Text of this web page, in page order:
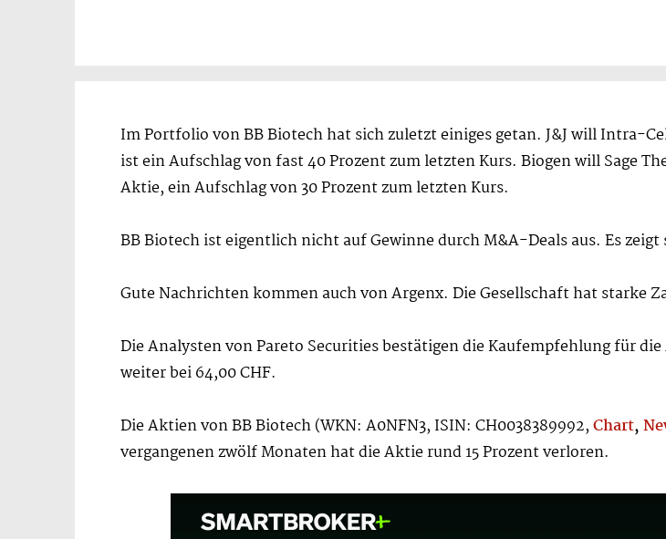
Im Portfolio von BB Biotech hat sich zuletzt einiges getan. J&J will Intra-
ist ein Aufschlag von fast 40 Prozent zum letzten Kurs. Biogen will Sage
Aktie, ein Aufschlag von 30 Prozent zum letzten Kurs.
BB Biotech ist eigentlich nicht auf Gewinne durch M&A-Deals aus. Es
Gute Nachrichten kommen auch von Argenx. Die Gesellschaft hat starke
Die Analysten von Pareto Securities bestätigen die Kaufempfehlung für
weiter bei 64,00 CHF.
Die Aktien von BB Biotech (WKN: A0NFN3, ISIN: CH0038389992,Chart,
vergangenen zwölf Monaten hat die Aktie rund 15 Prozent verloren.